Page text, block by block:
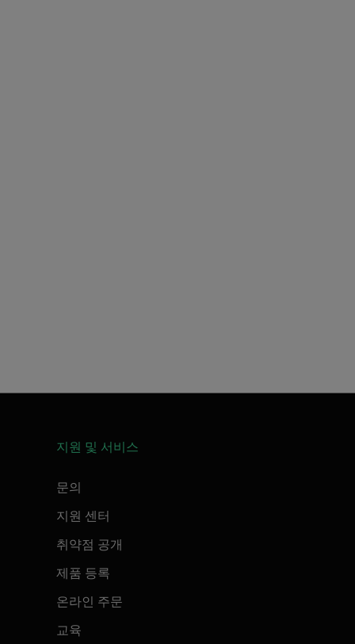
지원 및 서비스
문의
지원 센터
취약점 공개
제품 등록
온라인 주문
교육